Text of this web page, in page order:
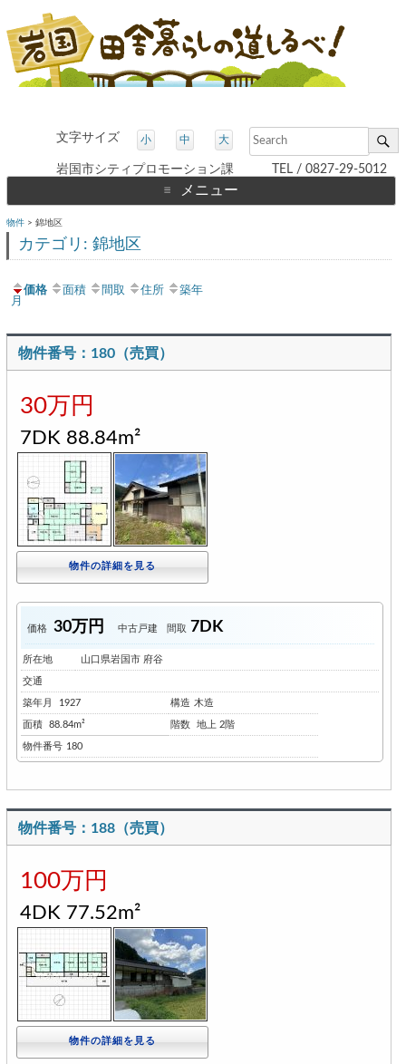
文字サイズ 小 中 大
岩国市シティプロモーション課 TEL / 0827-29-5012
メニュー
ツ
物件 > 錦地区
カテゴリ: 錦地区
価格 面積 間取 住所
築年
月
物件番号：180（売買）
30万円
7DK 88.84m²
物件の詳細を見る
価格 30万円 中古戸建 間取 7DK
所在地 山口県岩国市 府谷
交通
築年月 1927 構造 木造
面積 88.84m² 階数 地上 2階
物件番号 180
物件番号：188（売買）
100万円
4DK 77.52m²
物件の詳細を見る